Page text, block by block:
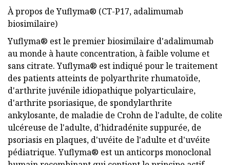
À propos de Yuflyma® (CT-P17, adalimumab
biosimilaire)
Yuflyma® est le premier biosimilaire d'adalimumab
au monde à haute concentration, à faible volume et
sans citrate. Yuflyma® est indiqué pour le traitement
des patients atteints de polyarthrite rhumatoïde,
d'arthrite juvénile idiopathique polyarticulaire,
d'arthrite psoriasique, de spondylarthrite
ankylosante, de maladie de Crohn de l'adulte, de colite
ulcéreuse de l'adulte, d'hidradénite suppurée, de
psoriasis en plaques, d'uvéite de l'adulte et d'uvéite
pédiatrique. Yuflyma® est un anticorps monoclonal